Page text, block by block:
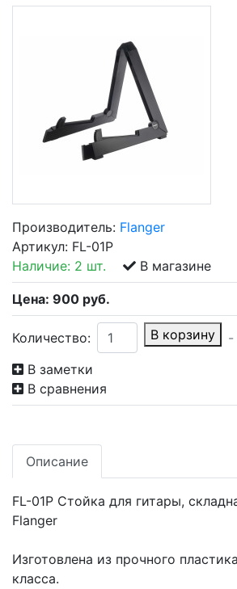
Производитель: Flanger
Артикул: FL-01P
Наличие: 2 шт. В магазине
Цена: 900 руб.
Количество: В корзину
-
В заметки
В сравнения
Описание
FL-01P Стойка для гитары,
Flanger
Изготовлена из прочного
класса.